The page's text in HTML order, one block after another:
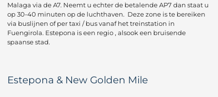
Malaga via de A7. Neemt u echter de betalende AP7 dan staat u
op 30-40 minuten op de luchthaven. Deze zone is te bereiken
via buslijnen of per taxi / bus vanaf het treinstation in
Fuengirola. Estepona is een regio , alsook een bruisende
spaanse stad.
Estepona & New Golden Mile